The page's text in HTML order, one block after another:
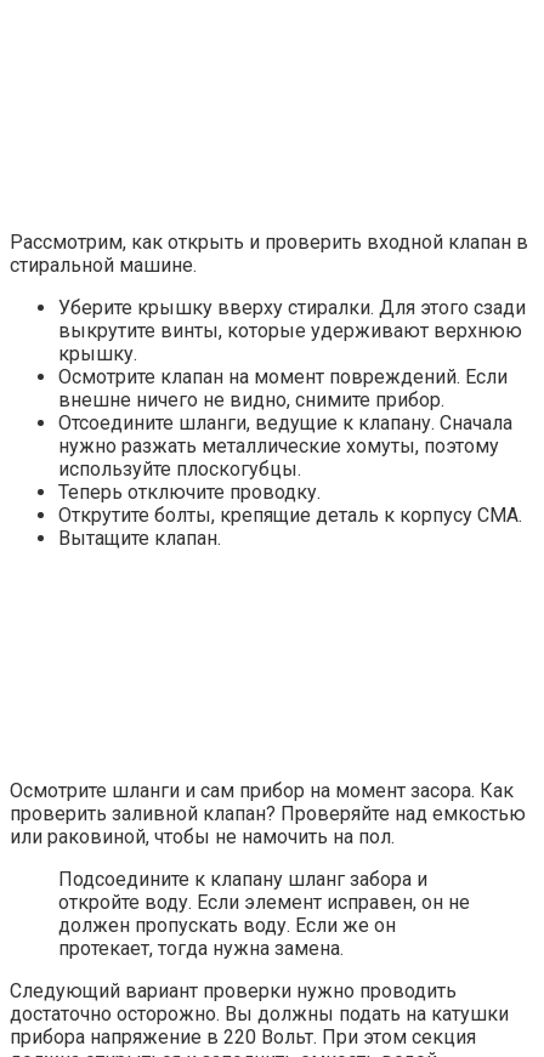
Рассмотрим, как открыть и проверить входной клапан в
стиральной машине.
Уберите крышку вверху стиралки. Для этого сзади
выкрутите винты, которые удерживают верхнюю
крышку.
Осмотрите клапан на момент повреждений. Если
внешне ничего не видно, снимите прибор.
Отсоедините шланги, ведущие к клапану. Сначала
нужно разжать металлические хомуты, поэтому
используйте плоскогубцы.
Теперь отключите проводку.
Открутите болты, крепящие деталь к корпусу СМА.
Вытащите клапан.
Осмотрите шланги и сам прибор на момент засора. Как
проверить заливной клапан? Проверяйте над емкостью
или раковиной, чтобы не намочить на пол.
Подсоедините к клапану шланг забора и
откройте воду. Если элемент исправен, он не
должен пропускать воду. Если же он
протекает, тогда нужна замена.
Следующий вариант проверки нужно проводить
достаточно осторожно. Вы должны подать на катушки
прибора напряжение в 220 Вольт. При этом секция